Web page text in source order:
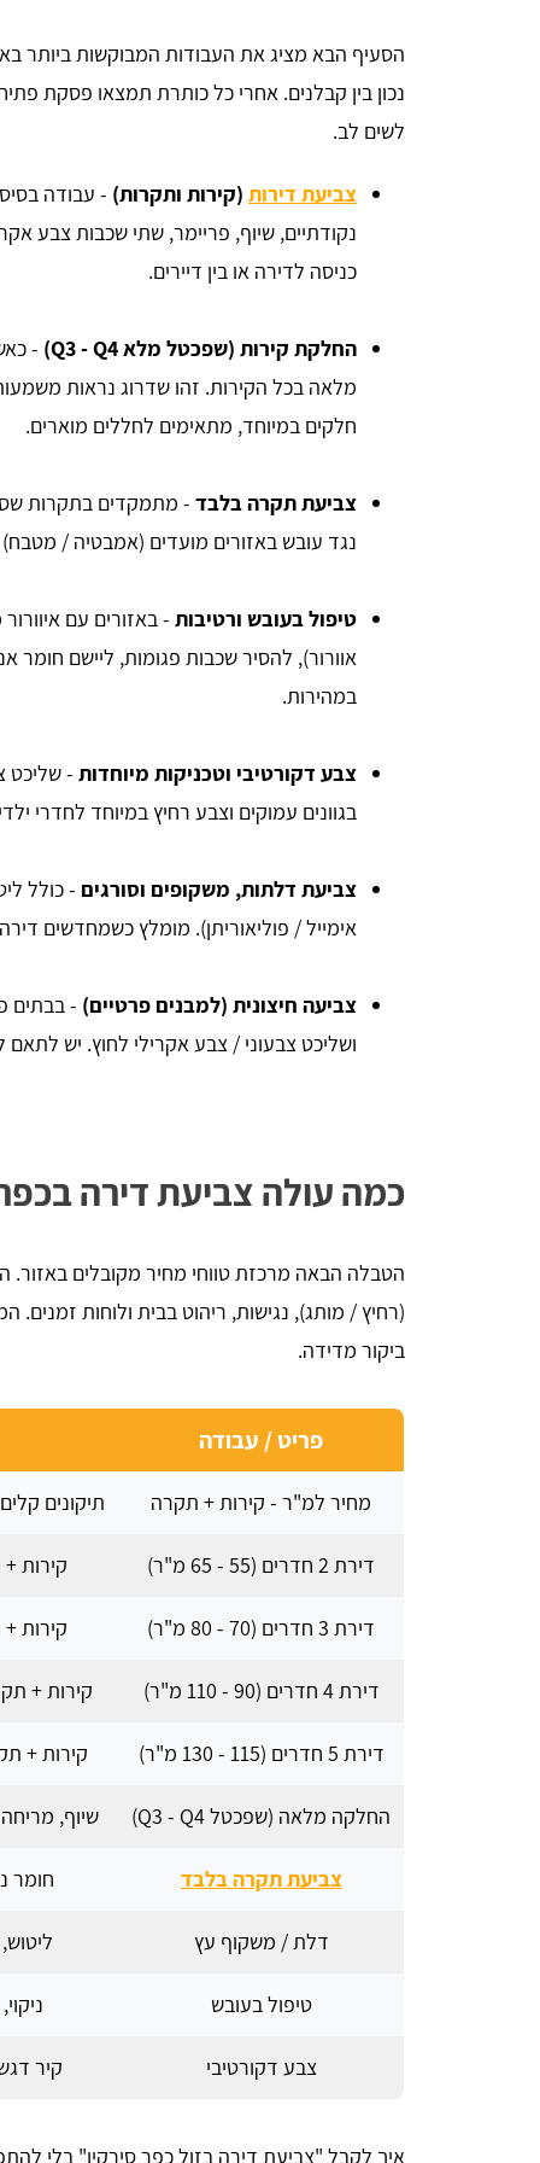
הסעיף הבא מציג את העבודות המבוקשות ביותר
נכון בין קבלנים. אחרי כל כותרת תמצאו פסקת
לשים לב.
צביעת דירות (קירות ותקרות) - עבודה
נקודתיים, שיוף, פריימר, שתי שכבות צבע
כניסה לדירה או בין דיירים.
החלקת קירות (שפכטל מלא Q3 - Q4)
-
מלאה בכל הקירות. זהו שדרוג נראות
חלקים במיוחד, מתאימים לחללים מוארים.
צביעת תקרה בלבד - מתמקדים בתקרות
נגד עובש באזורים מועדים (אמבטיה /
טיפול בעובש ורטיבות - באזורים עם
אוורור), להסיר שכבות פגומות, ליישם חומר
במהירות.
צבע דקורטיבי וטכניקות מיוחדות - שליכט
בגוונים עמוקים וצבע רחיץ במיוחד לחדרי
צביעת דלתות, משקופים וסורגים - כולל
אימייל / פוליאוריתן). מומלץ כשמחדשים
צביעה חיצונית (למבנים פרטיים) - בבתים
ושליכט צבעוני / צבע אקרילי לחוץ. יש לתאם
כמה עולה צביעת דירה בכפר
הטבלה הבאה מרכזת טווחי מחיר מקובלים
(רחיץ / מותג), נגישות, ריהוט בבית ולוחות
ביקור מדידה.
פריט / עבודה
מחיר למ"ר - קירות + תקרה תיקונים קלים,
דירת 2 חדרים (55 - 65 מ"ר) קירות
דירת 3 חדרים (70 - 80 מ"ר) קירות
דירת 4 חדרים (90 - 110 מ"ר) קירות +
דירת 5 חדרים (115 - 130 מ"ר) קירות +
החלקה מלאה (שפכטל Q3 - Q4) שיוף,
צביעת תקרה בלבד חומר
דלת / משקוף עץ
טיפול בעובש
צבע דקורטיבי קיר